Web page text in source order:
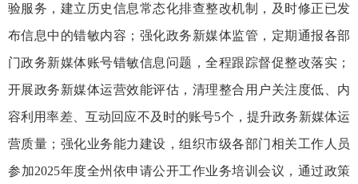
验服务，建立历史信息常态化排查整改机制，及时修正已发
布信息中的错敏内容；强化政务新媒体监管，定期通报各部
门政务新媒体账号错敏信息问题，全程跟踪督促整改落实；
开展政务新媒体运营效能评估，清理整合用户关注度低、内
容利用率差、互动回应不及时的账号5个，提升政务新媒体运
营质量；强化业务能力建设，组织市级各部门相关工作人员
参加2025年度全州依申请公开工作业务培训会议，通过政策